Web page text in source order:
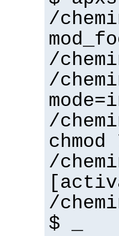
/
/
/
/
chmod
/
/
$ _